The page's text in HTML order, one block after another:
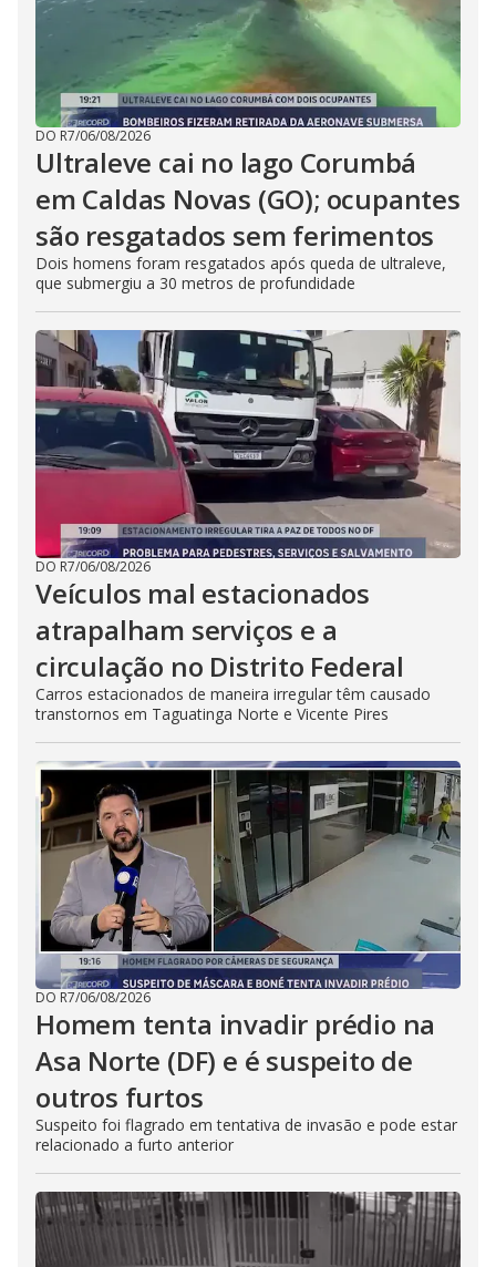
DO R7/06/08/2026
Ultraleve cai no lago Corumbá
em Caldas Novas (GO); ocupantes
são resgatados sem ferimentos
Dois homens foram resgatados após queda de ultraleve,
que submergiu a 30 metros de profundidade
DO R7/06/08/2026
Veículos mal estacionados
atrapalham serviços e a
circulação no Distrito Federal
Carros estacionados de maneira irregular têm causado
transtornos em Taguatinga Norte e Vicente Pires
DO R7/06/08/2026
Homem tenta invadir prédio na
Asa Norte (DF) e é suspeito de
outros furtos
Suspeito foi flagrado em tentativa de invasão e pode estar
relacionado a furto anterior